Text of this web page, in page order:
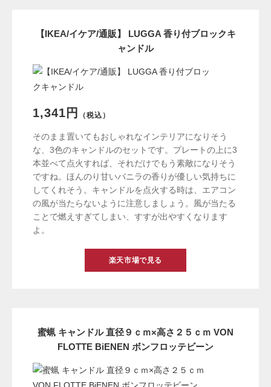
【IKEA/イケア/通販】 LUGGA 香り付ブロックキ
ャンドル
1,341円 （税込）
そのまま置いてもおしゃれなインテリアになりそう
な、3色のキャンドルのセットです。プレートの上に3
本並べて点火すれば、それだけでもう素敵になりそう
ですね。ほんのり甘いバニラの香りが優しい気持ちに
してくれそう。キャンドルを点火する時は、エアコン
の風が当たらないように注意しましょう。風が当たる
ことで燃えすぎてしまい、すすが出やすくなります
よ。
楽天市場で見る
蜜蝋 キャンドル 直径９ｃｍ×高さ２５ｃｍ VON
FLOTTE BiENEN ボンフロッテビーン